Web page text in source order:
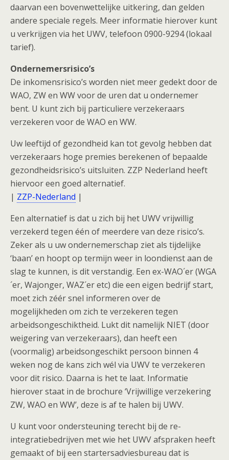
daarvan een bovenwettelijke uitkering, dan gelden
andere speciale regels. Meer informatie hierover kunt
u verkrijgen via het UWV, telefoon 0900-9294 (lokaal
tarief).
Ondernemersrisico’s
De inkomensrisico’s worden niet meer gedekt door de
WAO, ZW en WW voor de uren dat u ondernemer
bent. U kunt zich bij particuliere verzekeraars
verzekeren voor de WAO en WW.
Uw leeftijd of gezondheid kan tot gevolg hebben dat
verzekeraars hoge premies berekenen of bepaalde
gezondheidsrisico’s uitsluiten. ZZP Nederland heeft
hiervoor een goed alternatief.
| ZZP-Nederland |
Een alternatief is dat u zich bij het UWV vrijwillig
verzekerd tegen één of meerdere van deze risico’s.
Zeker als u uw ondernemerschap ziet als tijdelijke
‘baan’ en hoopt op termijn weer in loondienst aan de
slag te kunnen, is dit verstandig. Een ex-WAO´er (WGA
´er, Wajonger, WAZ´er etc) die een eigen bedrijf start,
moet zich zéér snel informeren over de
mogelijkheden om zich te verzekeren tegen
arbeidsongeschiktheid. Lukt dit namelijk NIET (door
weigering van verzekeraars), dan heeft een
(voormalig) arbeidsongeschikt persoon binnen 4
weken nog de kans zich wél via UWV te verzekeren
voor dit risico. Daarna is het te laat. Informatie
hierover staat in de brochure ‘Vrijwillige verzekering
ZW, WAO en WW’, deze is af te halen bij UWV.
U kunt voor ondersteuning terecht bij de re-
integratiebedrijven met wie het UWV afspraken heeft
gemaakt of bij een startersadviesbureau dat is